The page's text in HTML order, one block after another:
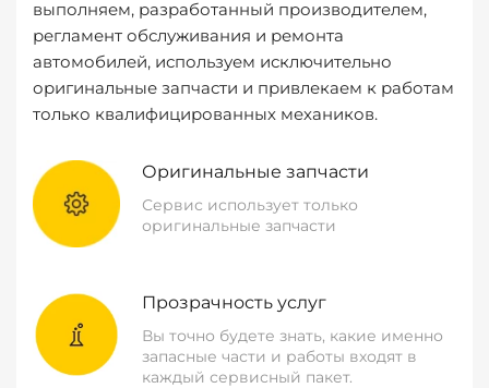
выполняем, разработанный производителем,
регламент обслуживания и ремонта
автомобилей, используем исключительно
оригинальные запчасти и привлекаем к работам
только квалифицированных механиков.
Оригинальные запчасти
Сервис использует только
оригинальные запчасти
Прозрачность услуг
Вы точно будете знать, какие именно
запасные части и работы входят в
каждый сервисный пакет.